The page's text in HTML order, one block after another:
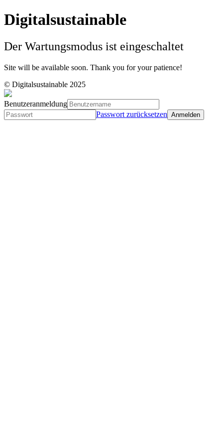
Digitalsustainable
Der Wartungsmodus ist eingeschaltet
Site will be available soon. Thank you for your patience!
© Digitalsustainable 2025
Benutzeranmeldung
Passwort zurücksetzen